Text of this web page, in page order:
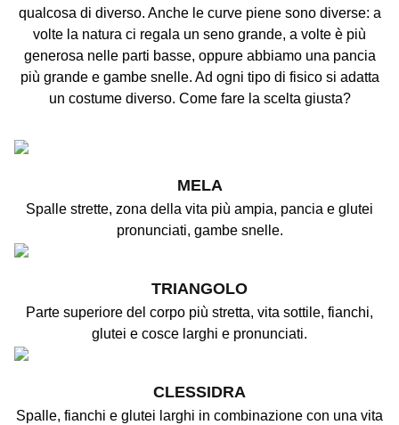
qualcosa di diverso. Anche le curve piene sono diverse: a
volte la natura ci regala un seno grande, a volte è più
generosa nelle parti basse, oppure abbiamo una pancia
più grande e gambe snelle. Ad ogni tipo di fisico si adatta
un costume diverso. Come fare la scelta giusta?
MELA
Spalle strette, zona della vita più ampia, pancia e glutei
pronunciati, gambe snelle.
TRIANGOLO
Parte superiore del corpo più stretta, vita sottile, fianchi,
glutei e cosce larghi e pronunciati.
CLESSIDRA
Spalle, fianchi e glutei larghi in combinazione con una vita